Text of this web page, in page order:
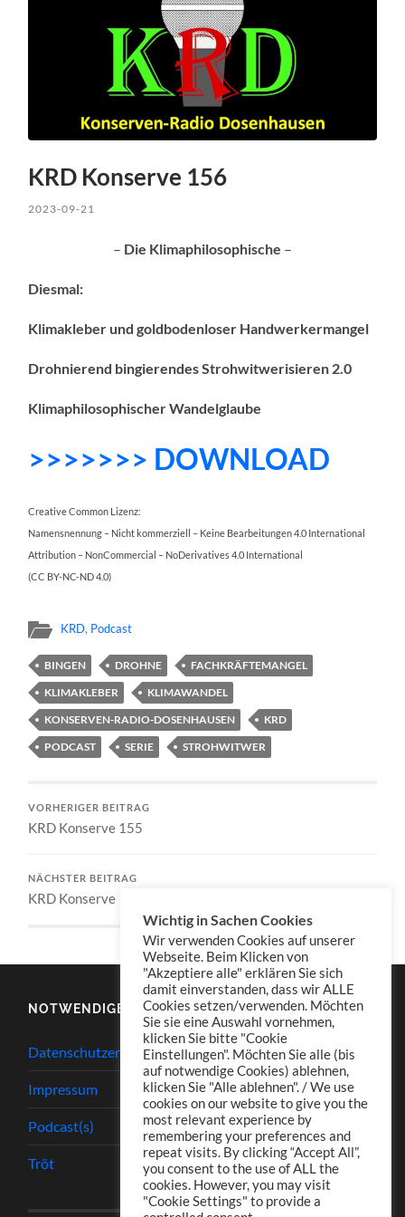
KRD Konserve 156
2023-09-21
– Die Klimaphilosophische –
Diesmal:
Klimakleber und goldbodenloser Handwerkermangel
Drohnierend bingierendes Strohwitwerisieren 2.0
Klimaphilosophischer Wandelglaube
>>>>>>> DOWNLOAD
Creative Common Lizenz:
Namensnennung – Nicht kommerziell – Keine Bearbeitungen 4.0 International
Attribution – NonCommercial – NoDerivatives 4.0 International
(CC BY-NC-ND 4.0)
KRD, Podcast
BINGEN DROHNE
FACHKRÄFTEMANGEL
KLIMAKLEBER
KLIMAWANDEL
KONSERVEN-RADIO-DOSENHAUSEN
KRD
PODCAST
SERIE STROHWITWER
VORHERIGER BEITRAG
KRD Konserve 155
NÄCHSTER BEITRAG
KRD Konserve 157
NOTWENDIGES
Datenschutzerklärung
Impressum
Podcast(s)
Tröt
Wichtig in Sachen Cookies
Wir verwenden Cookies auf unserer
Webseite. Beim Klicken von
"Akzeptiere alle" erklären Sie sich
damit einverstanden, dass wir ALLE
Cookies setzen/verwenden. Möchten
Sie sie eine Auswahl vornehmen,
klicken Sie bitte "Cookie
Einstellungen". Möchten Sie alle (bis
auf notwendige Cookies) ablehnen,
klicken Sie "Alle ablehnen". / We use
cookies on our website to give you the
most relevant experience by
remembering your preferences and
repeat visits. By clicking “Accept All”,
you consent to the use of ALL the
cookies. However, you may visit
"Cookie Settings" to provide a